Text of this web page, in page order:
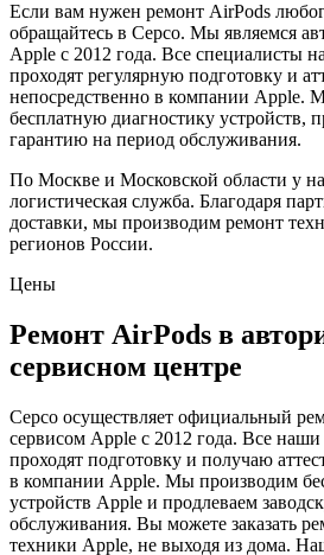
Если вам нужен ремонт AirPods
обращайтесь в Серсо. Мы являемся
Apple c 2012 года. Все специалисты
проходят регулярную подготовку и
непосредственно в компании Apple.
бесплатную диагностику устройств,
гарантию на период обслуживания.
По Москве и Московской области у
логистическая служба. Благодаря
доставки, мы производим ремонт
регионов России.
Цены
Ремонт AirPods в
сервисном центре
Серсо осуществляет официальный
сервисом Apple c 2012 года. Все
проходят подготовку и получаю
в компании Apple. Мы производим
устройств Apple и продлеваем
обслуживания. Вы можете заказать
техники Apple, не выходя из дома.